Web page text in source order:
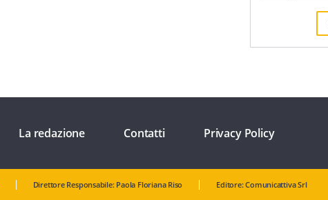
La redazione Contatti Privacy Policy
Direttore Responsabile: Paola Floriana Riso Editore: Comunicattiva Srl